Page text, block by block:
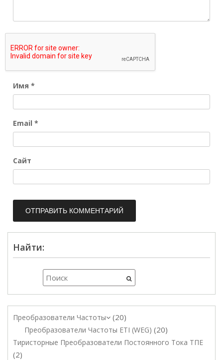
Имя *
Email *
Сайт
Найти:
Преобразователи Частоты 20
Преобразователи Частоты ETI (WEG) 20
Тиристорные Преобразователи Постоянного Тока ТПЕ
2